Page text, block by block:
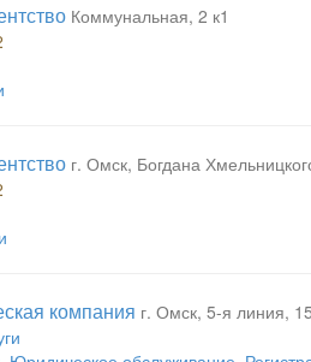
Коммунальная, 2 к1
г. Омск, Богдана
компания г. Омск, 5-я линия,